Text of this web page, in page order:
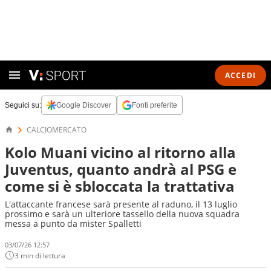
ACCEDI
Seguici su: Google Discover Fonti preferite
CALCIOMERCATO
Kolo Muani vicino al ritorno alla
Juventus, quanto andrà al PSG e
come si è sbloccata la trattativa
L'attaccante francese sarà presente al raduno, il 13 luglio
prossimo e sarà un ulteriore tassello della nuova squadra
messa a punto da mister Spalletti
03/07/26 12:57
3 min di lettura